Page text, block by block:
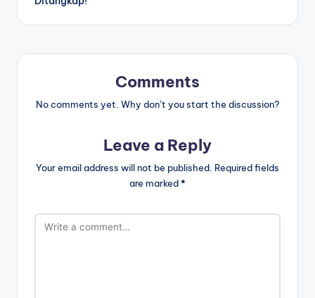
Comments
No comments yet. Why don’t you start the discussion?
Leave a Reply
Your email address will not be published. Required fields
are marked*